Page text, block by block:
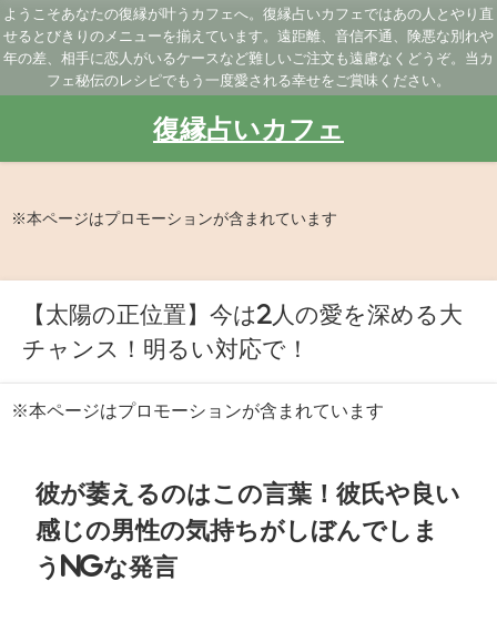
ようこそあなたの復縁が叶うカフェへ。復縁占いカフェではあの人とやり直
せるとびきりのメニューを揃えています。遠距離、音信不通、険悪な別れや
年の差、相手に恋人がいるケースなど難しいご注文も遠慮なくどうぞ。当カ
フェ秘伝のレシピでもう一度愛される幸せをご賞味ください。
復縁占いカフェ
※本ページはプロモーションが含まれています
【太陽の正位置】今は2人の愛を深める大
チャンス！明るい対応で！
※本ページはプロモーションが含まれています
彼が萎えるのはこの言葉！彼氏や良い
感じの男性の気持ちがしぼんでしま
うNGな発言